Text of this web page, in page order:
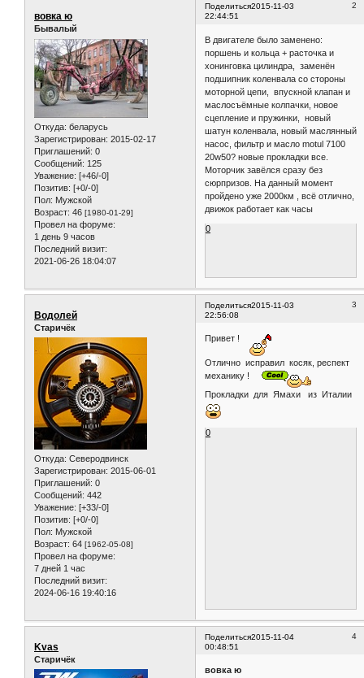
Поделиться 2
2015-11-03
22:44:51
вовка ю
Бывалый
Откуда: беларусь
Зарегистрирован: 2015-02-17
Приглашений: 0
Сообщений: 125
Уважение: [+46/-0]
Позитив: [+0/-0]
Пол: Мужской
Возраст: 46 [1980-01-29]
Провел на форуме:
1 день 9 часов
Последний визит:
2021-06-26 18:04:07
В двигателе было заменено:
поршень и кольца + расточка и
хонинговка цилиндра, заменён
подшипник коленвала со стороны
моторной цепи, впускной клапан и
маслосъёмные колпачки, новое
сцепление и пружинки, новый
шатун коленвала, новый маслянный
насос, фильтр и масло motul 7100
20w50? новые прокладки все.
Моторчик завёлся сразу без
сюрпризов. На данный момент
пройдено уже 2000км , всё отлично,
движок работает как часы
0
Поделиться 3
2015-11-03
22:56:08
Водолей
Старичёк
Откуда: Северодвинск
Зарегистрирован: 2015-06-01
Приглашений: 0
Сообщений: 442
Уважение: [+33/-0]
Позитив: [+0/-0]
Пол: Мужской
Возраст: 64 [1962-05-08]
Провел на форуме:
7 дней 1 час
Последний визит:
2024-06-16 19:40:16
Привет !
Отлично исправил косяк, респект
механику !
Прокладки для Ямахи из Италии
0
Поделиться 4
2015-11-04
00:48:51
Kvas
Старичёк
вовка ю